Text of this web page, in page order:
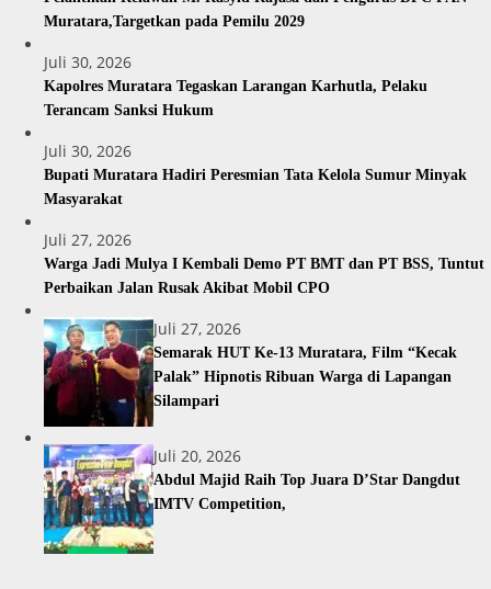
Muratara,Targetkan pada Pemilu 2029
Juli 30, 2026
Kapolres Muratara Tegaskan Larangan Karhutla, Pelaku
Terancam Sanksi Hukum
Juli 30, 2026
Bupati Muratara Hadiri Peresmian Tata Kelola Sumur Minyak
Masyarakat
Juli 27, 2026
Warga Jadi Mulya I Kembali Demo PT BMT dan PT BSS, Tuntut
Perbaikan Jalan Rusak Akibat Mobil CPO
Juli 27, 2026
Semarak HUT Ke-13 Muratara, Film “Kecak
Palak” Hipnotis Ribuan Warga di Lapangan
Silampari
Juli 20, 2026
Abdul Majid Raih Top Juara D’Star Dangdut
IMTV Competition,